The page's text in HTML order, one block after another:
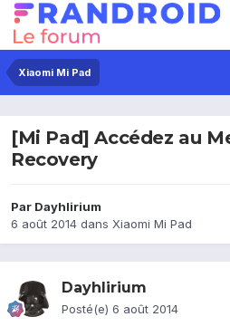
Xiaomi Mi Pad
[Mi Pad] Accédez au
Recovery
Par Dayhlirium
6 août 2014 dans Xiaomi Mi Pad
Dayhlirium
Posté(e) 6 août 2014